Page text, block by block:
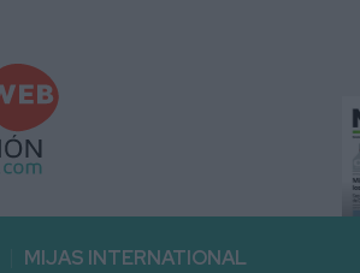
MIJAS INTERNATIONAL